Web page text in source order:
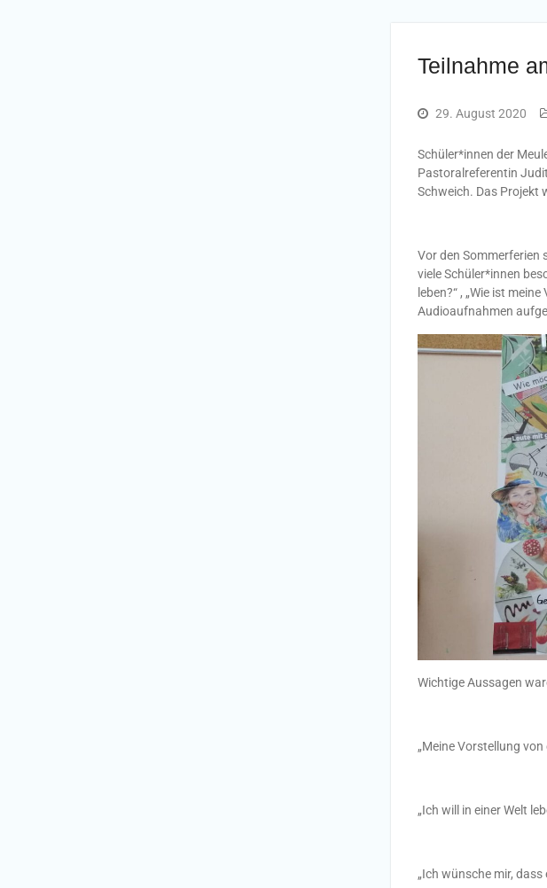
Teilnahme
29. August 2020
Schüler*innen der
Pastoralreferentin
Schweich. Das Projekt
Vor den Sommerferien
viele Schüler*innen
leben?“ , „Wie ist
Audioaufnahmen
Wichtige Aussagen
„Meine Vorstellung
„Ich will in einer Welt
„Ich wünsche mir,